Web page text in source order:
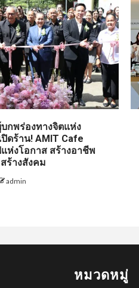
กพร่องทางจิตแห่ง
ปิดร้าน! AMIT Cafe
ห่งโอกาส สร้างอาชีพ
ร้างสังคม
admin
หมวดหมู่